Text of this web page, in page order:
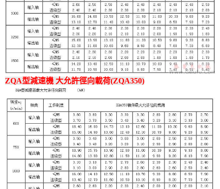
ZQA型減速機 大允許徑向載荷(ZQA350)